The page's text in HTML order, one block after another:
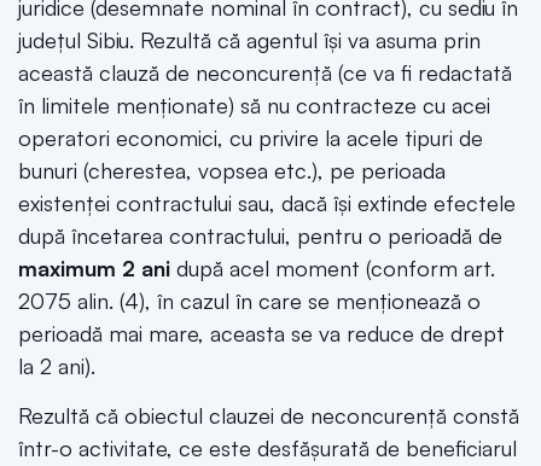
juridice (desemnate nominal în contract), cu sediu în
județul Sibiu. Rezultă că agentul își va asuma prin
această clauză de neconcurență (ce va fi redactată
în limitele menționate) să nu contracteze cu acei
operatori economici, cu privire la acele tipuri de
bunuri (cherestea, vopsea etc.), pe perioada
existenței contractului sau, dacă își extinde efectele
după încetarea contractului, pentru o perioadă de
maximum 2 ani după acel moment (conform art.
2075 alin. (4), în cazul în care se menționează o
perioadă mai mare, aceasta se va reduce de drept
la 2 ani).
Rezultă că obiectul clauzei de neconcurență constă
într-o activitate, ce este desfășurată de beneficiarul